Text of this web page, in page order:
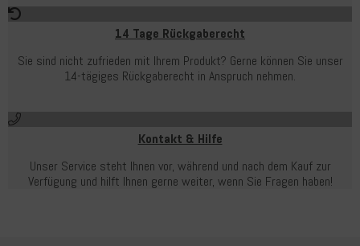
14 Tage Rückgaberecht
Sie sind nicht zufrieden mit Ihrem Produkt? Gerne können Sie unser
14-tägiges Rückgaberecht in Anspruch nehmen.
Kontakt & Hilfe
Unser Service steht Ihnen vor, während und nach dem Kauf zur
Verfügung und hilft Ihnen gerne weiter, wenn Sie Fragen haben!